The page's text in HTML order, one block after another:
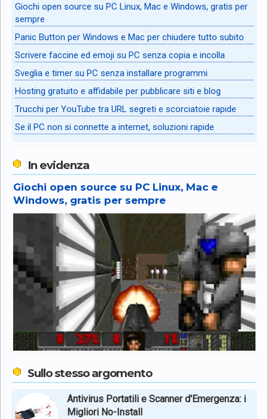
Giochi open source su PC Linux, Mac e Windows, gratis per
sempre
Panic Button per Windows e Mac per chiudere tutto subito
Scrivere faccine ed emoji su PC senza copia e incolla
Sveglia e timer su PC senza installare programmi
Hosting gratuito e affidabile per pubblicare siti e blog
Trucchi per YouTube tra URL segreti e scorciatoie rapide
Se il PC non si connette a internet, soluzioni rapide
In evidenza
Giochi open source su PC Linux, Mac e
Windows, gratis per sempre
Sullo stesso argomento
Antivirus Portatili e Scanner d'Emergenza: i
Migliori No-Install